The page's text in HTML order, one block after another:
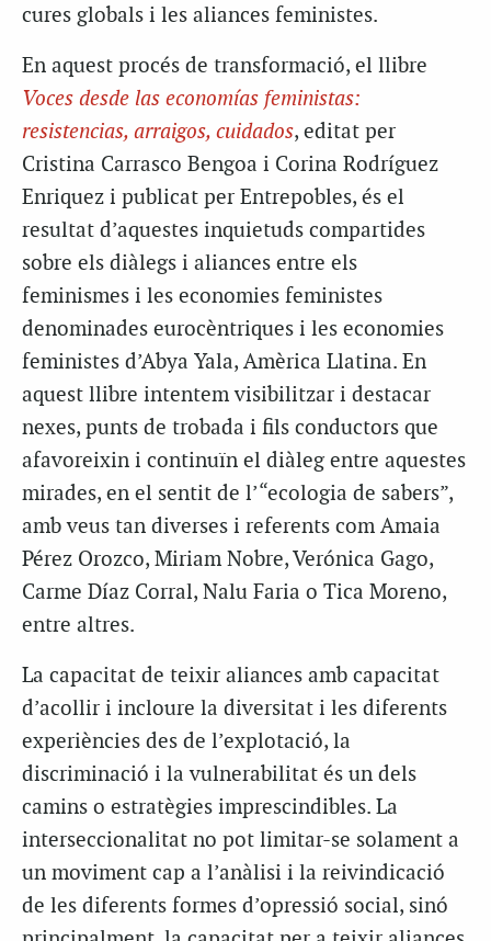
cures globals i les aliances feministes.
En aquest procés de transformació, el llibre
Voces desde las economías feministas:
resistencias, arraigos, cuidados, editat per
Cristina Carrasco Bengoa i Corina Rodríguez
Enriquez i publicat per Entrepobles, és el
resultat d’aquestes inquietuds compartides
sobre els diàlegs i aliances entre els
feminismes i les economies feministes
denominades eurocèntriques i les economies
feministes d’Abya Yala, Amèrica Llatina. En
aquest llibre intentem visibilitzar i destacar
nexes, punts de trobada i fils conductors que
afavoreixin i continuïn el diàleg entre aquestes
mirades, en el sentit de l’“ecologia de sabers”,
amb veus tan diverses i referents com Amaia
Pérez Orozco, Miriam Nobre, Verónica Gago,
Carme Díaz Corral, Nalu Faria o Tica Moreno,
entre altres.
La capacitat de teixir aliances amb capacitat
d’acollir i incloure la diversitat i les diferents
experiències des de l’explotació, la
discriminació i la vulnerabilitat és un dels
camins o estratègies imprescindibles. La
interseccionalitat no pot limitar-se solament a
un moviment cap a l’anàlisi i la reivindicació
de les diferents formes d’opressió social, sinó